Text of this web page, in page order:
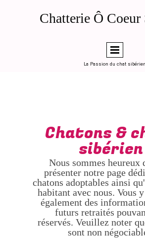
Généré le 2026-04-12 — Chatterie Ô Coeur
Chatterie Ô Coeur
La Passion du chat sibérien
Chatons &
sibérien
Nous sommes heureux
présenter notre page
chatons adoptables ainsi
habitant avec nous. Vous
également des
futurs retraités
réservés. Veuillez noter
sont non